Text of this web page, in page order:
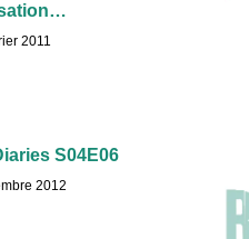
2011
S04E06
2012